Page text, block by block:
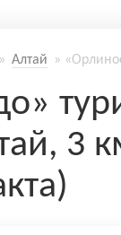
» Алтай »
3